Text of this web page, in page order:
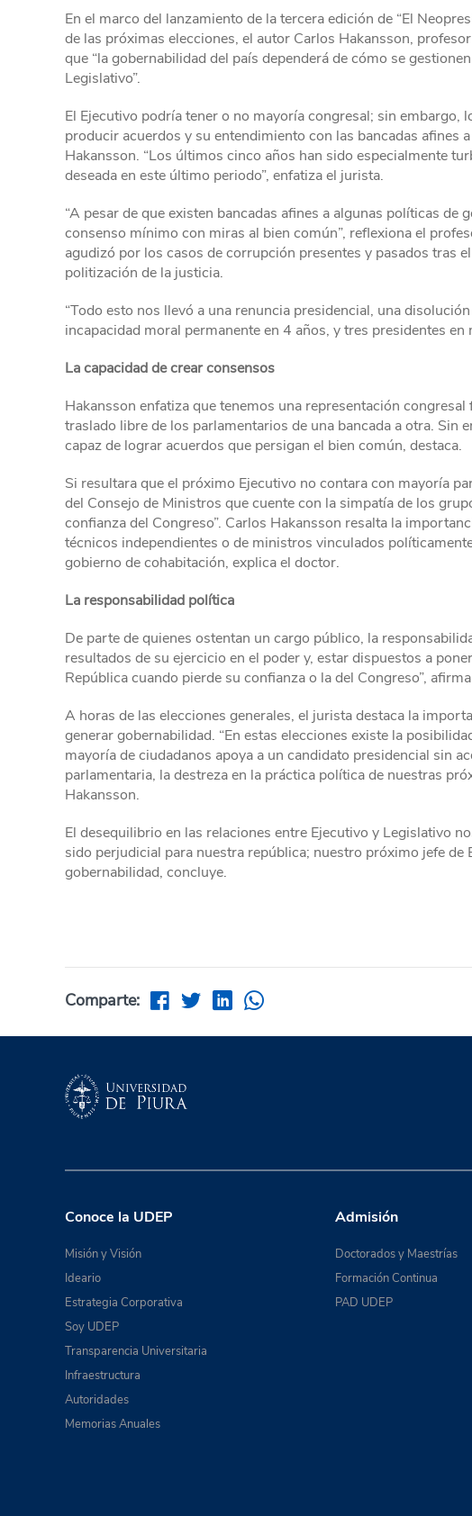
En el marco del lanzamiento de la tercera edición de “El
de las próximas elecciones, el autor Carlos Hakansson,
que “la gobernabilidad del país dependerá de cómo se
Legislativo”.
El Ejecutivo podría tener o no mayoría congresal; sin embargo,
producir acuerdos y su entendimiento con las bancadas afines
Hakansson. “Los últimos cinco años han sido especialmente
deseada en este último periodo”, enfatiza el jurista.
“A pesar de que existen bancadas afines a algunas políticas
consenso mínimo con miras al bien común”, reflexiona el
agudizó por los casos de corrupción presentes y pasados tras
politización de la justicia.
“Todo esto nos llevó a una renuncia presidencial, una
incapacidad moral permanente en 4 años, y tres presidentes en
La capacidad de crear consensos
Hakansson enfatiza que tenemos una representación
traslado libre de los parlamentarios de una bancada a otra. Sin
capaz de lograr acuerdos que persigan el bien común, destaca.
Si resultara que el próximo Ejecutivo no contara con mayoría
del Consejo de Ministros que cuente con la simpatía de los
confianza del Congreso”. Carlos Hakansson resalta la
técnicos independientes o de ministros vinculados
gobierno de cohabitación, explica el doctor.
La responsabilidad política
De parte de quienes ostentan un cargo público, la
resultados de su ejercicio en el poder y, estar dispuestos a
República cuando pierde su confianza o la del Congreso”,
A horas de las elecciones generales, el jurista destaca la
generar gobernabilidad. “En estas elecciones existe la
mayoría de ciudadanos apoya a un candidato presidencial sin
parlamentaria, la destreza en la práctica política de nuestras
Hakansson.
El desequilibrio en las relaciones entre Ejecutivo y Legislativo
sido perjudicial para nuestra república; nuestro próximo jefe de
gobernabilidad, concluye.
Comparte:
Conoce la UDEP
Misión y Visión
Ideario
Estrategia Corporativa
Soy UDEP
Transparencia Universitaria
Infraestructura
Autoridades
Memorias Anuales
Admisión
Doctorados y Maestrías
Formación Continua
PAD UDEP